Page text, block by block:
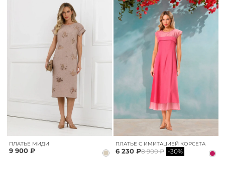
ПЛАТЬЕ МИДИ
9 900 ₽
ПЛАТЬЕ С ИМИТАЦИЕЙ КОРСЕТА
6 230 ₽8 900 ₽ -30%